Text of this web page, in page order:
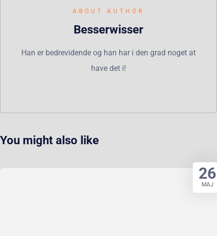
ABOUT AUTHOR
Besserwisser
Han er bedrevidende og han har i den grad noget at
have det i!
You might also like
26
MAJ